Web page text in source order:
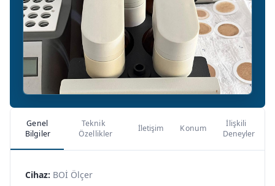
Genel
Bilgiler
Teknik
Özellikler
İletişim Konum
İlişkili
Deneyler
Cihaz: BOİ Ölçer